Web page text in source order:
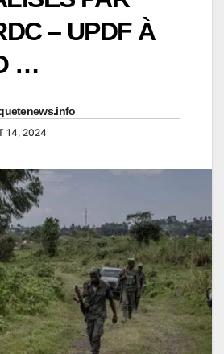
– UPDF À
…
14, 2024